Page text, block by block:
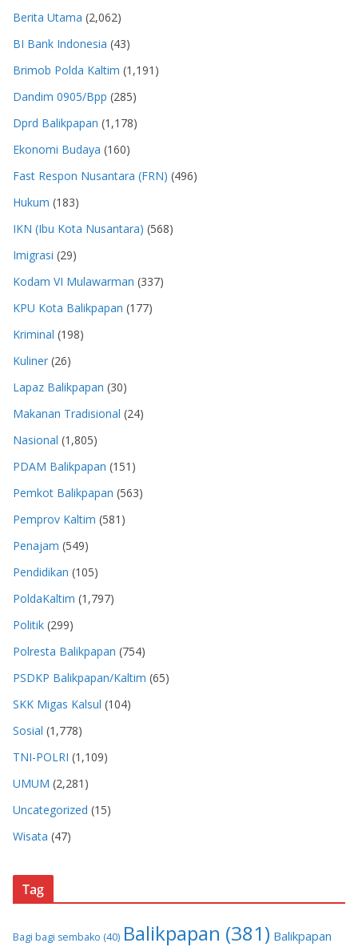
Berita Utama (2,062)
BI Bank Indonesia (43)
Brimob Polda Kaltim (1,191)
Dandim 0905/Bpp (285)
Dprd Balikpapan (1,178)
Ekonomi Budaya (160)
Fast Respon Nusantara (FRN) (496)
Hukum (183)
IKN (Ibu Kota Nusantara) (568)
Imigrasi (29)
Kodam VI Mulawarman (337)
KPU Kota Balikpapan (177)
Kriminal (198)
Kuliner (26)
Lapaz Balikpapan (30)
Makanan Tradisional (24)
Nasional (1,805)
PDAM Balikpapan (151)
Pemkot Balikpapan (563)
Pemprov Kaltim (581)
Penajam (549)
Pendidikan (105)
PoldaKaltim (1,797)
Politik (299)
Polresta Balikpapan (754)
PSDKP Balikpapan/Kaltim (65)
SKK Migas Kalsul (104)
Sosial (1,778)
TNI-POLRI (1,109)
UMUM (2,281)
Uncategorized (15)
Wisata (47)
Tag
Bagi bagi sembako (40) Balikpapan (381) Balikpapan